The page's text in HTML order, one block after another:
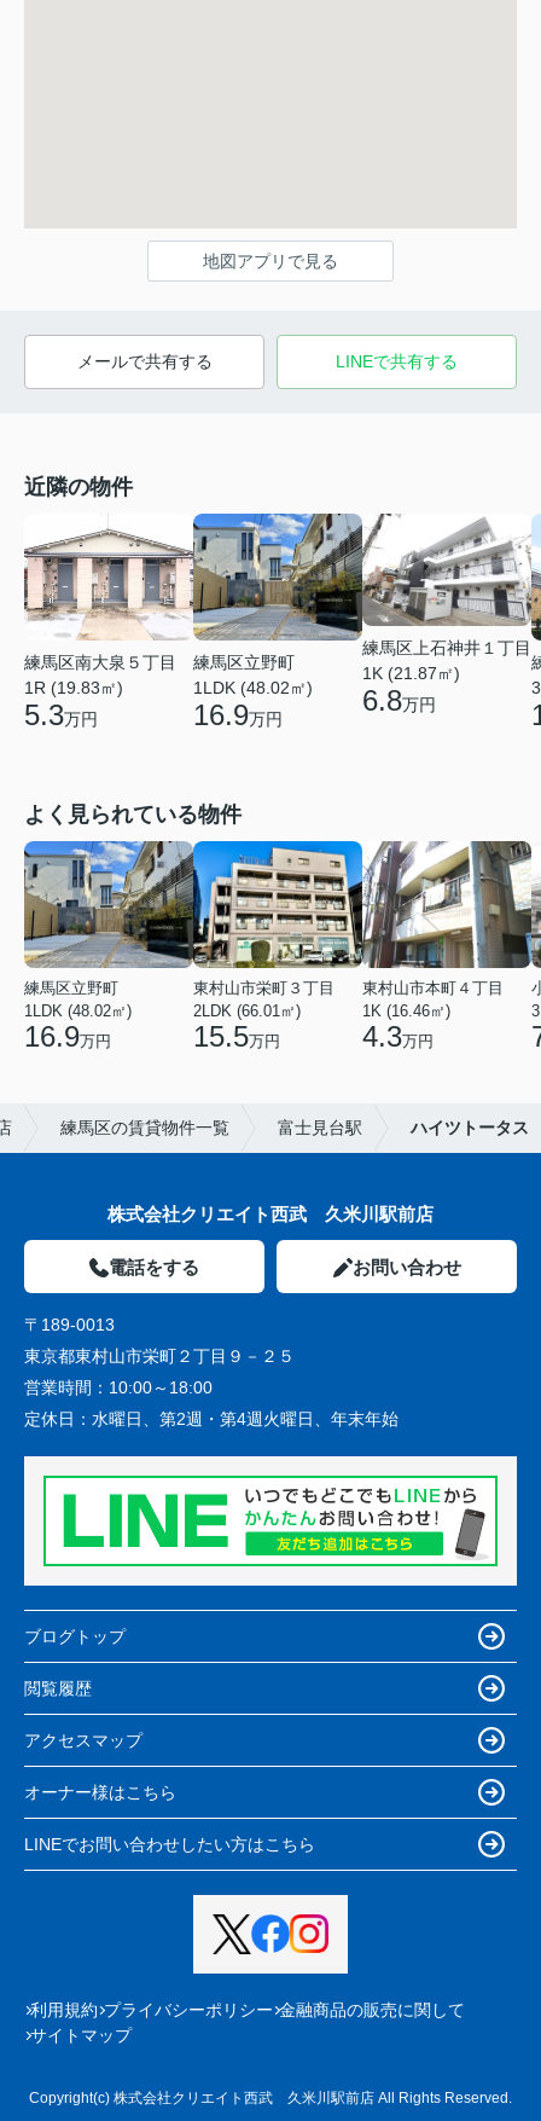
地図アプリで見る
メールで共有する LINEで共有する
近隣の物件
練馬区南大泉５丁目
1R (19.83㎡)
5.3万円
練馬区立野町
1LDK (48.02㎡)
16.9万円
練馬区上石神井１丁目
1K (21.87㎡)
6.8万円
よく見られている物件
練馬区立野町
1LDK (48.02㎡)
16.9万円
東村山市栄町３丁目
2LDK (66.01㎡)
15.5万円
東村山市本町４丁目
1K (16.46㎡)
4.3万円
練馬区の賃貸物件一覧 富士見台駅 ハイツトータス
株式会社クリエイト西武 久米川駅前店
電話をする お問い合わせ
〒189-0013
東京都東村山市栄町２丁目９－２５
営業時間： 10:00～18:00
定休日： 水曜日、第2週・第4週火曜日、年末年始
ブログトップ
閲覧履歴
アクセスマップ
オーナー様はこちら
LINEでお問い合わせしたい方はこちら
利用規約 プライバシーポリシー 金融商品の販売に関して
サイトマップ
Copyright(c) 株式会社クリエイト西武 久米川駅前店 All Rights Reserved.